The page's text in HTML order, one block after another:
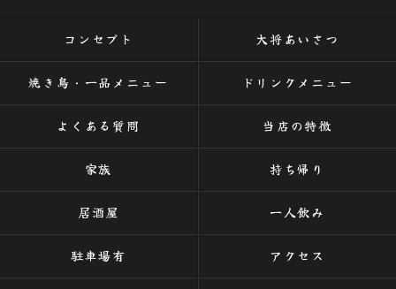
コンセプト 大将あいさつ
焼き鳥・一品メニュー ドリンクメニュー
よくある質問 当店の特徴
家族 持ち帰り
居酒屋 一人飲み
駐車場有 アクセス